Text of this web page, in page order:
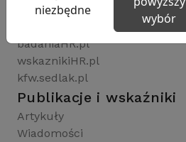
wynagrodzenia.pl
raportyplacowe.pl
badaniaHR.pl
wskaznikiHR.pl
kfw.sedlak.pl
Publikacje i wskaźniki
Artykuły
Wiadomości
niezbędne
wybór